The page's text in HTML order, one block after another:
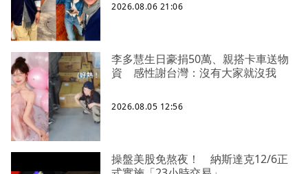
2026.08.06 21:06
李多慧生日豪捐50萬、親搭卡車送物
資 感性謝台灣：沒有大家就沒我
2026.08.05 12:56
操盤美股免熬夜！ 納斯達克12/6正